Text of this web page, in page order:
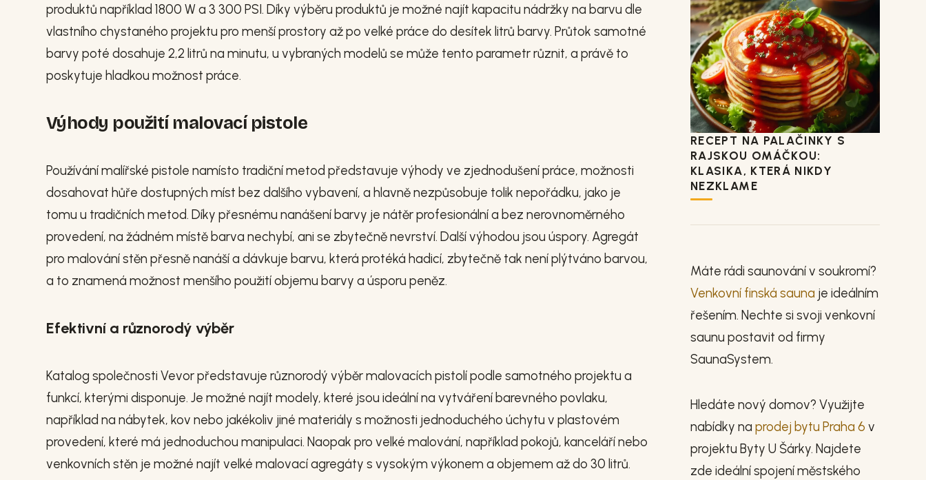
produktů například 1800 W a 3 300 PSI. Díky výběru produktů je možné najít kapacitu nádržky na barvu dle
vlastního chystaného projektu pro menší prostory až po velké práce do desítek litrů barvy. Průtok samotné
barvy poté dosahuje 2,2 litrů na minutu, u vybraných modelů se může tento parametr různit, a právě to
poskytuje hladkou možnost práce.
Výhody použití malovací pistole
Používání malířské pistole namísto tradiční metod představuje výhody ve zjednodušení práce, možnosti
dosahovat hůře dostupných míst bez dalšího vybavení, a hlavně nezpůsobuje tolik nepořádku, jako je
tomu u tradičních metod. Díky přesnému nanášení barvy je nátěr profesionální a bez nerovnoměrného
provedení, na žádném místě barva nechybí, ani se zbytečně nevrství. Další výhodou jsou úspory. Agregát
pro malování stěn přesně nanáší a dávkuje barvu, která protéká hadicí, zbytečně tak není plýtváno barvou,
a to znamená možnost menšího použití objemu barvy a úsporu peněz.
Efektivní a různorodý výběr
Katalog společnosti Vevor představuje různorodý výběr malovacích pistolí podle samotného projektu a
funkcí, kterými disponuje. Je možné najít modely, které jsou ideální na vytváření barevného povlaku,
například na nábytek, kov nebo jakékoliv jiné materiály s možnosti jednoduchého úchytu v plastovém
provedení, které má jednoduchou manipulaci. Naopak pro velké malování, například pokojů, kanceláří nebo
venkovních stěn je možné najít velké malovací agregáty s vysokým výkonem a objemem až do 30 litrů.
RECEPT NA PALAČINKY S
RAJSKOU OMÁČKOU:
KLASIKA, KTERÁ NIKDY
NEZKLAME
Máte rádi saunování v soukromí?
Venkovní finská sauna je ideálním
řešením. Nechte si svoji venkovní
saunu postavit od firmy
SaunaSystem.
Hledáte nový domov? Využijte
nabídky na prodej bytu Praha 6 v
projektu Byty U Šárky. Najdete
zde ideální spojení městského